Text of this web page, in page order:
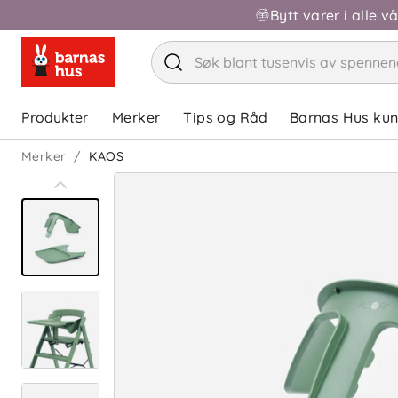
Bytt varer i alle
Produkter Merker Tips og Råd Barnas Hus
Merker KAOS